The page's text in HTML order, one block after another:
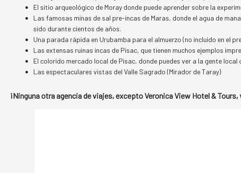
El sitio arqueológico de Moray donde puede aprender sobre la
Las famosas minas de sal pre-incas de Maras, donde el agua de
sido durante cientos de años.
Una parada rápida en Urubamba para el almuerzo (no incluido en el
Las extensas ruinas incas de Pisac, que tienen muchos ejemplos
El colorido mercado local de Pisac, donde puedes ver a la gente
Las espectaculares vistas del Valle Sagrado (Mirador de Taray)
¡Ninguna otra agencia de viajes, excepto Veronica View Hotel &